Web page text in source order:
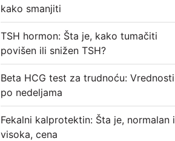
kako smanjiti
TSH hormon: Šta je, kako tumačiti
povišen ili snižen TSH?
Beta HCG test za trudnoću: Vrednosti
po nedeljama
Fekalni kalprotektin: Šta je, normalan i
visoka, cena